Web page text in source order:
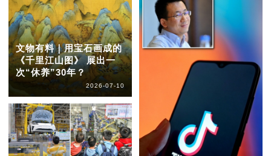
文物有料｜用宝石画成的
《千里江山图》 展出一
次“休养”30年？
2026-07-10